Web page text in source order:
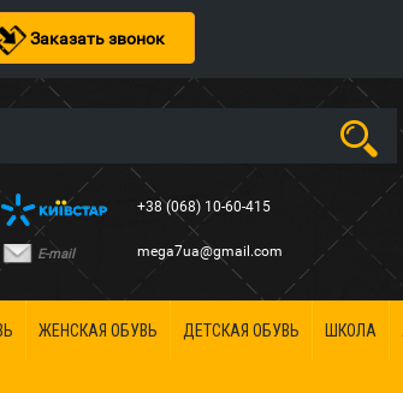
Заказать звонок
+38 (068) 10-60-415
E-mail mega7ua@gmail.com
ЖЕНСКАЯ ОБУВЬ ДЕТСКАЯ ОБУВЬ ШКОЛА